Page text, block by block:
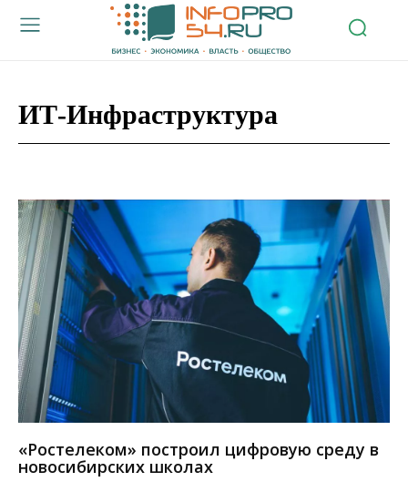
ИТ-Инфраструктура
«Ростелеком» построил цифровую среду в
новосибирских школах